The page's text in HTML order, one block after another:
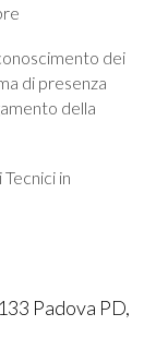
dei
di presenza
della
in
Padova PD,